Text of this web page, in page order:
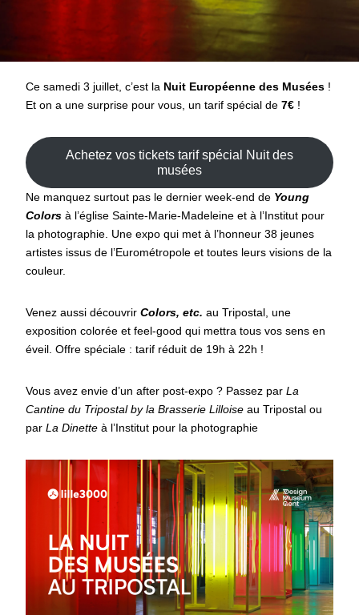
Ce samedi 3 juillet, c’est la Nuit Européenne des Musées !
Et on a une surprise pour vous, un tarif spécial de 7€ !
Achetez vos tickets tarif spécial Nuit des
musées
Ne manquez surtout pas le dernier week-end de Young
Colors à l’église Sainte-Marie-Madeleine et à l’Institut pour
la photographie. Une expo qui met à l’honneur 38 jeunes
artistes issus de l’Eurométropole et toutes leurs visions de la
couleur.
Venez aussi découvrir Colors, etc. au Tripostal, une
exposition colorée et feel-good qui mettra tous vos sens en
éveil. Offre spéciale : tarif réduit de 19h à 22h !
Vous avez envie d’un after post-expo ? Passez par La
Cantine du Tripostal by la Brasserie Lilloise au Tripostal ou
par La Dinette à l’Institut pour la photographie